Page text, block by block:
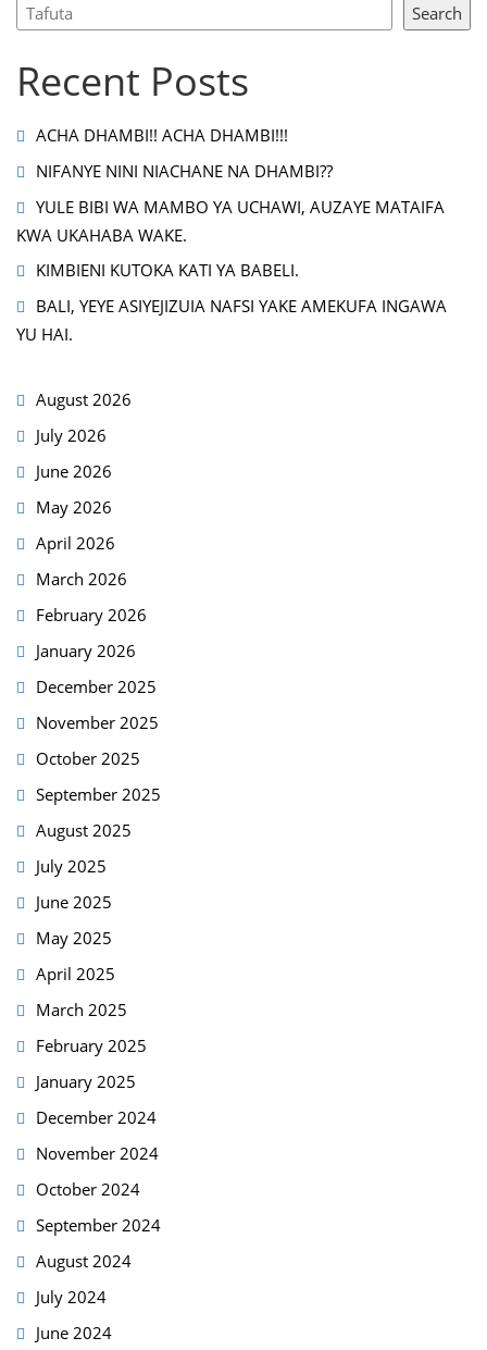
Search
Recent Posts
ACHA DHAMBI!! ACHA DHAMBI!!!
NIFANYE NINI NIACHANE NA DHAMBI??
YULE BIBI WA MAMBO YA UCHAWI, AUZAYE MATAIFA
KWA UKAHABA WAKE.
KIMBIENI KUTOKA KATI YA BABELI.
BALI, YEYE ASIYEJIZUIA NAFSI YAKE AMEKUFA INGAWA
YU HAI.
August 2026
July 2026
June 2026
May 2026
April 2026
March 2026
February 2026
January 2026
December 2025
November 2025
October 2025
September 2025
August 2025
July 2025
June 2025
May 2025
April 2025
March 2025
February 2025
January 2025
December 2024
November 2024
October 2024
September 2024
August 2024
July 2024
June 2024